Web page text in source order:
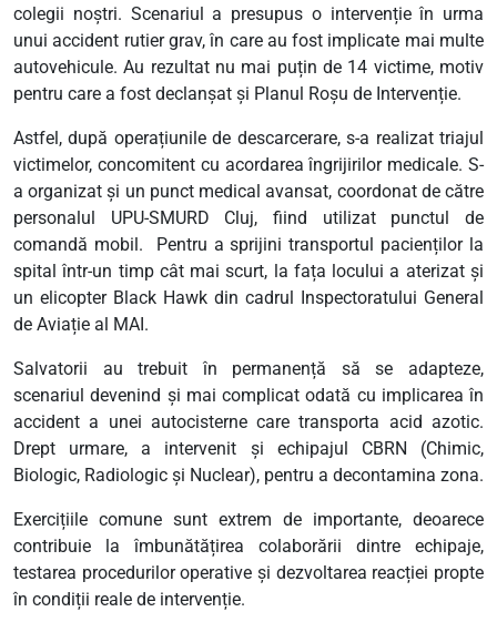
colegii noștri. Scenariul a presupus o intervenție în urma
unui accident rutier grav, în care au fost implicate mai multe
autovehicule. Au rezultat nu mai puțin de 14 victime, motiv
pentru care a fost declanșat și Planul Roșu de Intervenție.
Astfel, după operațiunile de descarcerare, s-a realizat triajul
victimelor, concomitent cu acordarea îngrijirilor medicale. S-
a organizat și un punct medical avansat, coordonat de către
personalul UPU-SMURD Cluj, fiind utilizat punctul de
comandă mobil. Pentru a sprijini transportul pacienților la
spital într-un timp cât mai scurt, la fața locului a aterizat și
un elicopter Black Hawk din cadrul Inspectoratului General
de Aviație al MAI.
Salvatorii au trebuit în permanență să se adapteze,
scenariul devenind și mai complicat odată cu implicarea în
accident a unei autocisterne care transporta acid azotic.
Drept urmare, a intervenit și echipajul CBRN (Chimic,
Biologic, Radiologic și Nuclear), pentru a decontamina zona.
Exercițiile comune sunt extrem de importante, deoarece
contribuie la îmbunătățirea colaborării dintre echipaje,
testarea procedurilor operative și dezvoltarea reacției propte
în condiții reale de intervenție.